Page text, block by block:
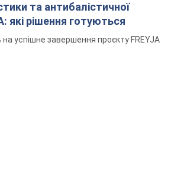
які рішення готуються
успішне завершення проєкту FREYJA